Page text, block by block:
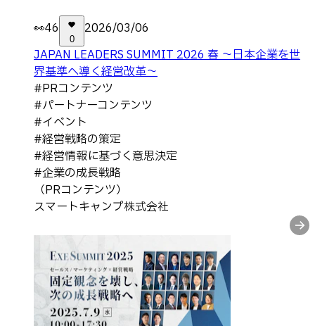
👀46
0
2026/03/06
JAPAN LEADERS SUMMIT 2026 春 〜日本企業を世
界基準へ導く経営改革〜
#PRコンテンツ
#パートナーコンテンツ
#イベント
#経営戦略の策定
#経営情報に基づく意思決定
#企業の成長戦略
（PRコンテンツ）
スマートキャンプ株式会社